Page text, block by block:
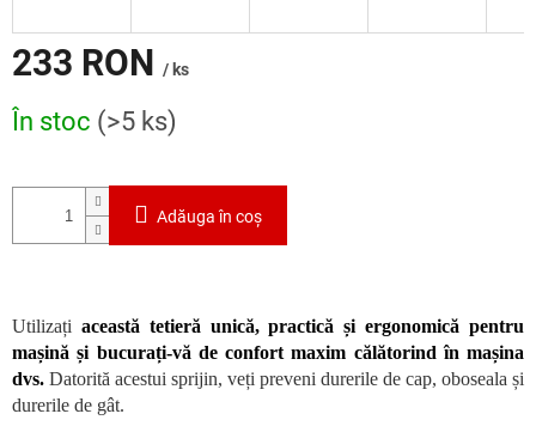
233 RON / ks
Evaluare
preţ:
În stoc (>5 ks)
Adăuga în coş
Utilizați această tetieră unică, practică și ergonomică pentru
mașină și bucurați-vă de confort maxim călătorind în mașina
dvs. Datorită acestui sprijin, veți preveni durerile de cap, oboseala și
durerile de gât.